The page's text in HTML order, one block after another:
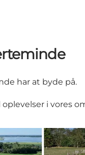
har at byde på.
i vores